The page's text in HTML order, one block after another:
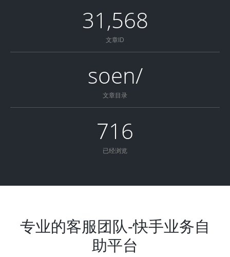
31,568
文章ID
soen/
文章目录
716
已经浏览
专业的客服团队-快手业务自
助平台